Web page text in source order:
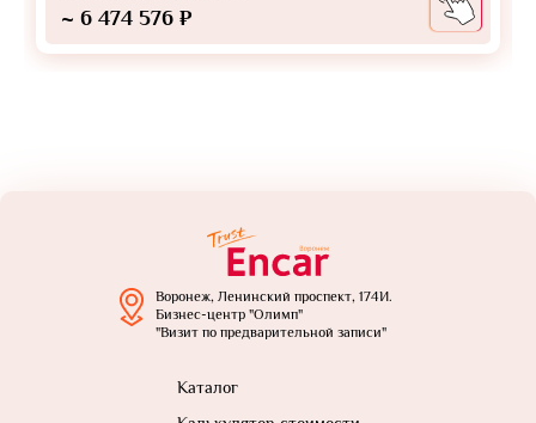
~ 6 474 576 ₽
Воронеж, Ленинский проспект, 174И.
Бизнес-центр "Олимп"
"Визит по предварительной записи"
Каталог